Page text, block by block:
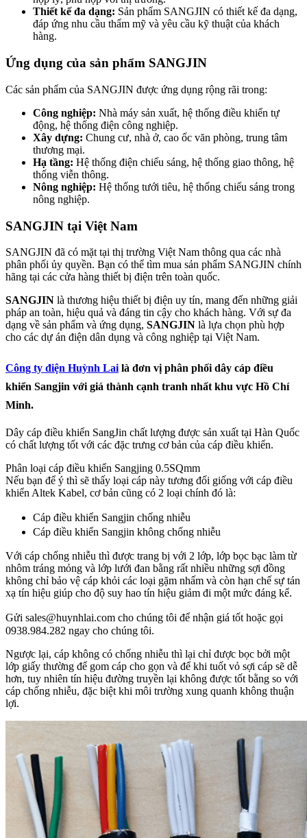
Thiết kế đa dạng: Sản phẩm SANGJIN có thiết kế đa dạng,
đáp ứng nhu cầu thẩm mỹ và yêu cầu kỹ thuật của khách
hàng.
Ứng dụng của sản phẩm SANGJIN
Các sản phẩm của SANGJIN được ứng dụng rộng rãi trong:
Công nghiệp: Nhà máy sản xuất, hệ thống điều khiển tự
động, hệ thống điện công nghiệp.
Xây dựng: Chung cư, nhà ở, cao ốc văn phòng, trung tâm
thương mại.
Hạ tầng: Hệ thống điện chiếu sáng, hệ thống giao thông, hệ
thống viễn thông.
Nông nghiệp: Hệ thống tưới tiêu, hệ thống chiếu sáng trong
nông nghiệp.
SANGJIN tại Việt Nam
SANGJIN đã có mặt tại thị trường Việt Nam thông qua các nhà
phân phối ủy quyền. Bạn có thể tìm mua sản phẩm SANGJIN chính
hãng tại các cửa hàng thiết bị điện trên toàn quốc.
SANGJIN là thương hiệu thiết bị điện uy tín, mang đến những giải
pháp an toàn, hiệu quả và đáng tin cậy cho khách hàng. Với sự đa
dạng về sản phẩm và ứng dụng, SANGJIN là lựa chọn phù hợp
cho các dự án điện dân dụng và công nghiệp tại Việt Nam.
Công ty điện Huỳnh Lai là đơn vị phân phối dây cáp điều
khiển Sangjin với giá thành cạnh tranh nhất khu vực Hồ Chí
Minh.
Dây cáp điều khiển SangJin chất lượng được sản xuất tại Hàn Quốc
có chất lượng tốt với các đặc trưng cơ bản của cáp điều khiển.
Phân loại cáp điều khiển Sangjing 0.5SQmm
Nếu bạn để ý thì sẽ thấy loại cáp này tương đối giống với cáp điều
khiển Altek Kabel, cơ bản cũng có 2 loại chính đó là:
Cáp điều khiển Sangjin chống nhiễu
Cáp điều khiển Sangjin không chống nhiễu
Với cáp chống nhiễu thì được trang bị với 2 lớp, lớp bọc bạc làm từ
nhôm tráng mỏng và lớp lưới đan bằng rất nhiều những sợi đồng
không chỉ bảo vệ cáp khỏi các loại gặm nhấm và còn hạn chế sự tán
xạ tín hiệu giúp cho độ suy hao tín hiệu giảm đi một mức đáng kể.
Gửi sales@huynhlai.com cho chúng tôi để nhận giá tốt hoặc gọi
0938.984.282 ngay cho chúng tôi.
Ngược lại, cáp không có chống nhiễu thì lại chỉ được bọc bởi một
lớp giấy thường để gom cáp cho gọn và để khi tuốt vỏ sợi cáp sẽ dễ
hơn, tuy nhiên tín hiệu đường truyền lại không được tốt bằng so với
cáp chống nhiễu, đặc biệt khi môi trường xung quanh không thuận
lợi.